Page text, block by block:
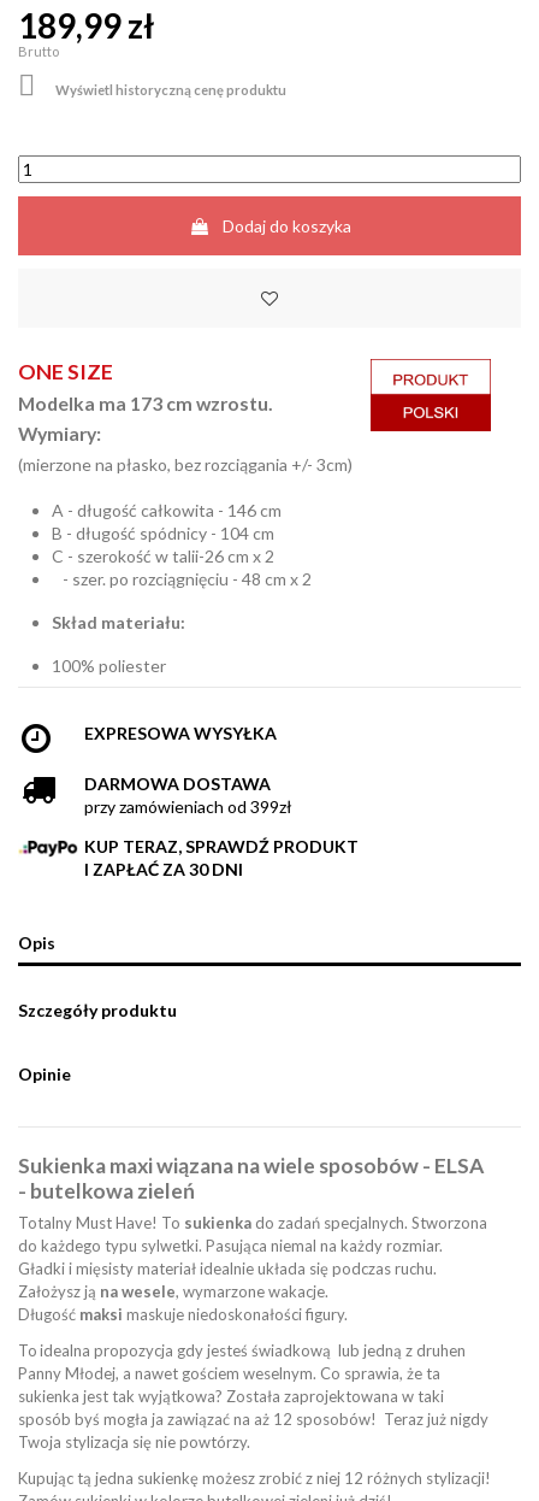
189,99 zł
Brutto
 Wyświetl historyczną cenę produktu
Dodaj do koszyka
ONE SIZE
Modelka ma 173 cm wzrostu.
Wymiary:
(mierzone na płasko, bez rozciągania +/- 3cm)
A - długość całkowita - 146 cm
B - długość spódnicy - 104 cm
C - szerokość w talii-26 cm x 2
- szer. po rozciągnięciu - 48 cm x 2
Skład materiału:
100% poliester
EXPRESOWA WYSYŁKA
DARMOWA DOSTAWA
przy zamówieniach od 399zł
KUP TERAZ, SPRAWDŹ PRODUKT
I ZAPŁAĆ ZA 30 DNI
Opis
Szczegóły produktu
Opinie
Sukienka maxi wiązana na wiele sposobów - ELSA
- butelkowa zieleń
Totalny Must Have! To sukienka do zadań specjalnych. Stworzona
do każdego typu sylwetki. Pasująca niemal na każdy rozmiar.
Gładki i mięsisty materiał idealnie układa się podczas ruchu.
Założysz ją na wesele, wymarzone wakacje.
Długość maksi maskuje niedoskonałości figury.
Toidealna propozycja gdy jesteś świadkową lub jedną z druhen
Panny Młodej, a nawet gościem weselnym. Co sprawia, że ta
sukienka jest tak wyjątkowa? Została zaprojektowana w taki
sposób byś mogła ja zawiązać na aż 12 sposobów! Teraz już nigdy
Twoja stylizacja się nie powtórzy.
Kupując tą jedna sukienkę możesz zrobić z niej 12 różnych stylizacji!